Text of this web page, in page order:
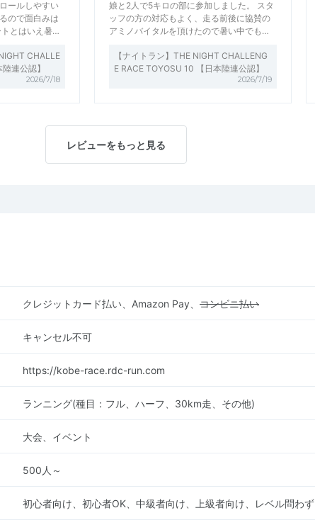
ールしやすい
ので面白みは
トとはいえ暑…
CHALLE
連公認】
2026/7/18
娘と2人で5キロの部に参加しました。 スタ
ッフの方の対応もよく、走る前後に協賛の
アミノバイタルを頂けたので暑い中でも…
【ナイトラン】THE NIGHT CHALLENG
E RACE TOYOSU 10 【日本陸連公認】
2026/7/19
レビューをもっと見る
クレジットカード払い、Amazon Pay、 コンビニ払い
キャンセル不可
https://kobe-race.rdc-run.com
ランニング(種目：フル、ハーフ、30km走、その他)
大会、イベント
500人～
初心者向け、初心者OK、中級者向け、上級者向け、レベル問わず